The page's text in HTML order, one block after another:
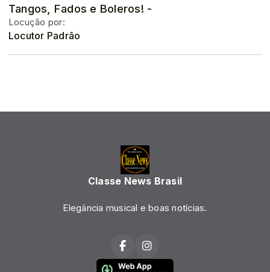
Tangos, Fados e Boleros! -
Locução por:
Locutor Padrão
Classe News Brasil
Elegância musical e boas notícias.